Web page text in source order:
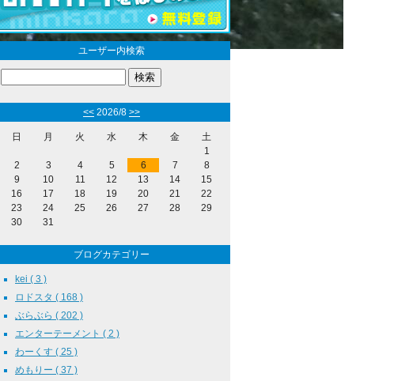
ユーザー内検索
<< 2026/8 >>
日 月 火 水 木 金
土
1
2
3 4 5 6 7
8
9
10 11 12 13 14
15
16
17 18 19 20 21
22
23
24 25 26 27 28
29
30
31
ブログカテゴリー
kei ( 3 )
ロドスタ ( 168 )
ぶらぶら ( 202 )
エンターテーメント ( 2 )
わーくす ( 25 )
めもりー ( 37 )